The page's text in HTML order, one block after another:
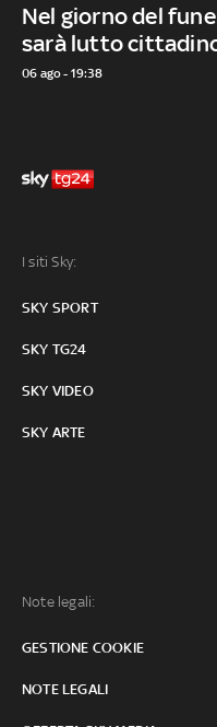
Nel giorno del
sarà lutto
06 ago - 19:38
I siti Sky:
SKY SPORT
SKY TG24
SKY VIDEO
SKY ARTE
Note legali:
GESTIONE COOKIE
NOTE LEGALI